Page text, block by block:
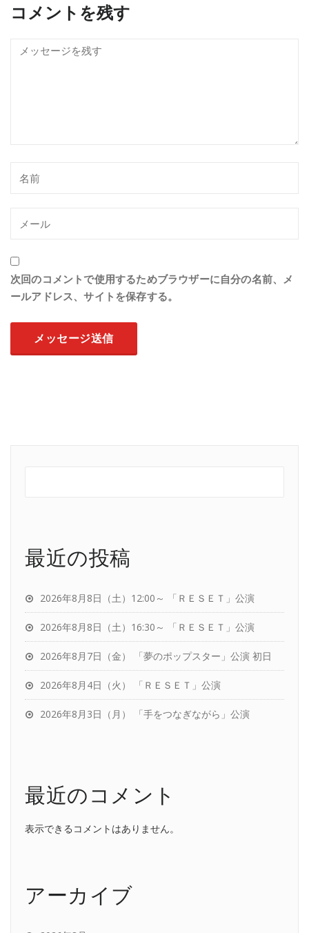
コメントを残す
次回のコメントで使用するためブラウザーに自分の名前、メ
ールアドレス、サイトを保存する。
最近の投稿
2026年8月8日（土）12:00～ 「ＲＥＳＥＴ」公演
2026年8月8日（土）16:30～ 「ＲＥＳＥＴ」公演
2026年8月7日（金） 「夢のポップスター」公演 初日
2026年8月4日（火） 「ＲＥＳＥＴ」公演
2026年8月3日（月） 「手をつなぎながら」公演
最近のコメント
表示できるコメントはありません。
アーカイブ